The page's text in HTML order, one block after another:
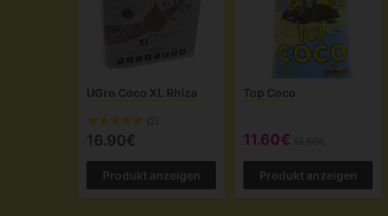
UGro Coco XL Rhiza
(2)
16.90€
Produkt anzeigen
Top Coco
11.60€
Produkt anzeigen